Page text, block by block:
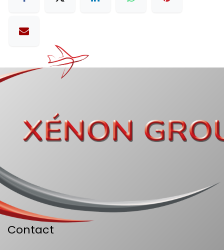
Contact